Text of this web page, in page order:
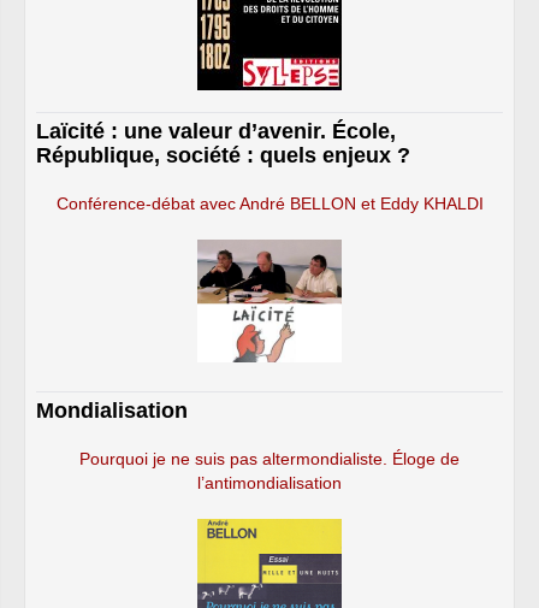
Laïcité : une valeur d’avenir. École,
République, société : quels enjeux ?
Conférence-débat avec André BELLON et Eddy KHALDI
Mondialisation
Pourquoi je ne suis pas altermondialiste. Éloge de
l’antimondialisation